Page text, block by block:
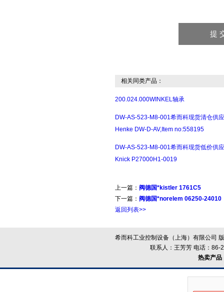
相关同类产品：
200.024.000WINKEL轴承
DW-AS-523-M8-001希而科现货清仓供应
Henke DW-D-AV,Item no:558195
DW-AS-523-M8-001希而科现货低价供应
Knick P27000H1-0019
上一篇： 阀德国*kistler 1761C5
下一篇： 阀德国*norelem 06250-24010
返回列表>>
希而科工业控制设备（上海）有限公司
联系人：王芳芳 电话：
热卖产品